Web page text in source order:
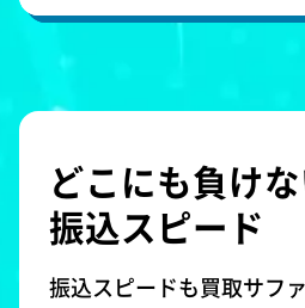
どこにも負け
振込スピード
振込スピードも買取サフ